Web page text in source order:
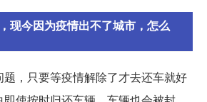
现今因为疫情出不了城市，怎么
，只要等疫情解除了才去还车就好